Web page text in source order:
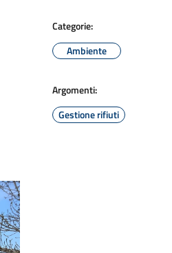
Categorie:
Ambiente
Argomenti:
Gestione rifiuti